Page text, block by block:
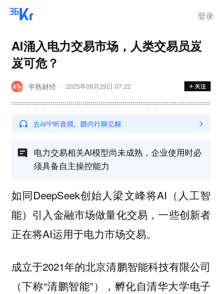
登录
AI涌入电力交易市场，人类交易员岌
岌可危？
半熟财经 2025年09月29日 07:22
电力交易相关AI模型尚未成熟，企业使用时必
须具备自主操控能力
如同DeepSeek创始人梁文峰将AI（人工智
能）引入金融市场做量化交易，一些创新者
正在将AI运用于电力市场交易。
成立于2021年的北京清鹏智能科技有限公司
（下称“清鹏智能”），孵化自清华大学电子